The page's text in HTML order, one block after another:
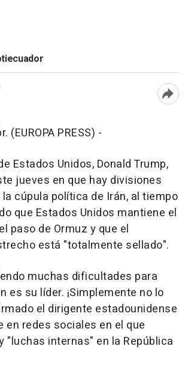
(EUROPA PRESS) -
Estados Unidos, Donald Trump,
jueves en que hay divisiones
cúpula política de Irán, al tiempo
que Estados Unidos mantiene el
paso de Ormuz y que el
está "totalmente sellado".
muchas dificultades para
es su líder. ¡Simplemente no lo
el dirigente estadounidense
en redes sociales en el que
"luchas internas" en la República